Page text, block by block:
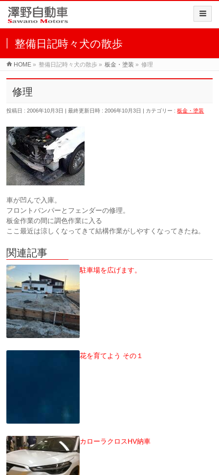
整備日記時々犬の散歩
HOME » 整備日記時々犬の散歩 » 板金・塗装 » 修理
修理
投稿日 : 2006年10月3日 最終更新日時 : 2006年10月3日 カテゴリー :板金・塗装
車が凹んで入庫。
フロントバンパーとフェンダーの修理。
板金作業の間に調色作業に入る
ここ最近は涼しくなってきて結構作業がしやすくなってきたね。
関連記事
駐車場を広げます。
花を育てよう その１
カローラクロスHV納車